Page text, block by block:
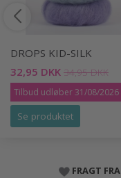
DROPS KID-SILK
32,95 DKK 34,95 DKK
Tilbud udløber 31/08/2026
Se produktet
FRAGT